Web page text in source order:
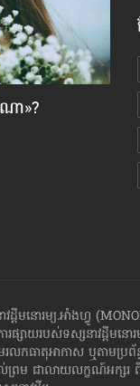
ា»?
រ
រប
ដី​មនោរម្យ.អាំងហ្វូ
សាយ​របស់​ទស្សនាវដ្ដី​​មនោ
លក​ធាតុអាកាស ឬតាមប្រ
ម ជា​លាយ​លក្ខណ៍​អក្សរ​ ពី​ច